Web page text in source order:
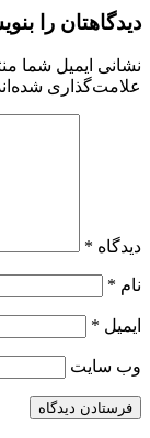
دیدگاهتان را
نشانی ایمیل شما
علامت‌گذاری
دیدگاه *
نام *
ایمیل *
وب‌ سایت